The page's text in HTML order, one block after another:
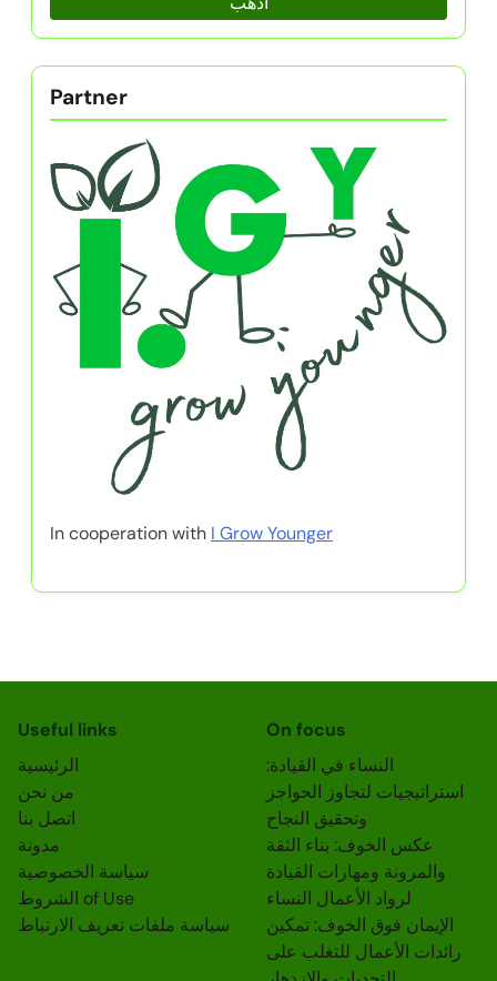
Partner
In cooperation with I Grow Younger
Useful links
الرئيسية
من نحن
اتصل بنا
مدونة
سياسة الخصوصية
الشروط of Use
سياسة ملفات تعريف الارتباط
On focus
النساء في القيادة:
استراتيجيات لتجاوز الحواجز
وتحقيق النجاح
عكس الخوف: بناء الثقة
والمرونة ومهارات القيادة
لرواد الأعمال النساء
الإيمان فوق الخوف: تمكين
رائدات الأعمال للتغلب على